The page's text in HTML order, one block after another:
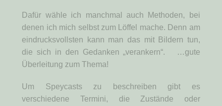
Dafür wähle ich manchmal auch Methoden, bei
denen ich mich selbst zum Löffel mache. Denn am
eindrucksvollsten kann man das mit Bildern tun,
die sich in den Gedanken „verankern“. …gute
Überleitung zum Thema!
Um Speycasts zu beschreiben gibt es
verschiedene Termini, die Zustände oder